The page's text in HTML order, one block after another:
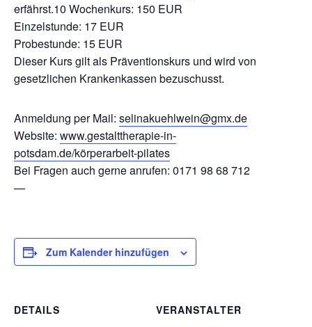
erfährst.10 Wochenkurs: 150 EUR
Einzelstunde: 17 EUR
Probestunde: 15 EUR
Dieser Kurs gilt als Präventionskurs und wird von
gesetzlichen Krankenkassen bezuschusst.
Anmeldung per Mail: selinakuehlwein@gmx.de
Website: www.gestalttherapie-in-
potsdam.de/körperarbeit-pilates
Bei Fragen auch gerne anrufen: 0171 98 68 712
—
Zum Kalender hinzufügen
DETAILS
VERANSTALTER